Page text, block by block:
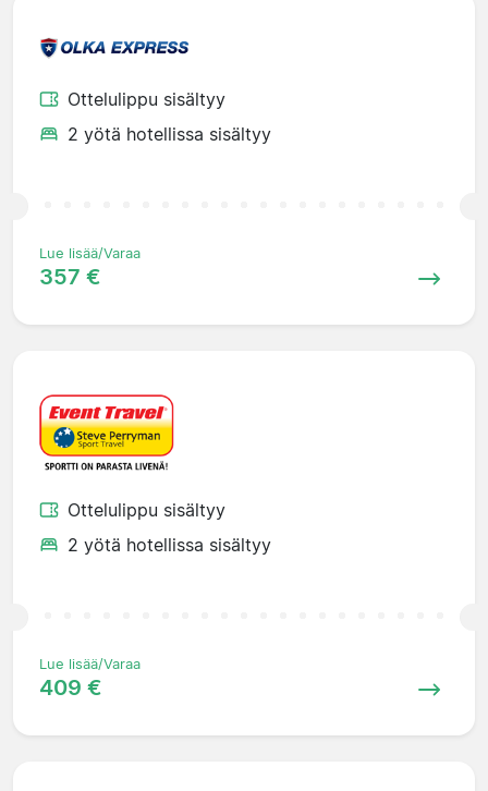
Ottelulippu sisältyy
2 yötä hotellissa sisältyy
Lue lisää/Varaa
357 €
Ottelulippu sisältyy
2 yötä hotellissa sisältyy
Lue lisää/Varaa
409 €